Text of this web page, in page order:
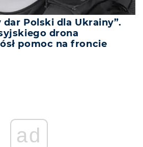
Polski dla Ukrainy”.
drona
pomoc na froncie
ad